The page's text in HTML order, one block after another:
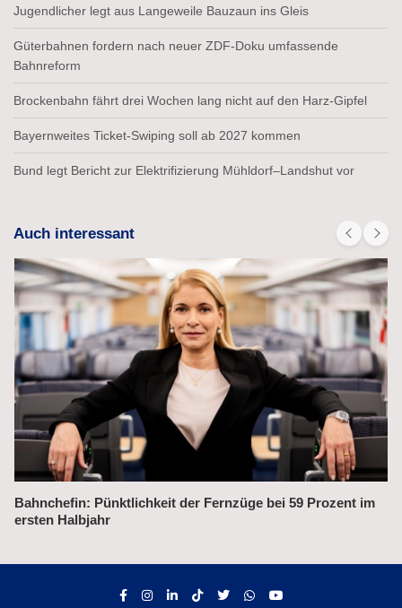
Jugendlicher legt aus Langeweile Bauzaun ins Gleis
Güterbahnen fordern nach neuer ZDF-Doku umfassende
Bahnreform
Brockenbahn fährt drei Wochen lang nicht auf den Harz-Gipfel
Bayernweites Ticket-Swiping soll ab 2027 kommen
Bund legt Bericht zur Elektrifizierung Mühldorf–Landshut vor
Auch interessant
Alex fährt bis 2031 weiter auf der Strecke München–Prag